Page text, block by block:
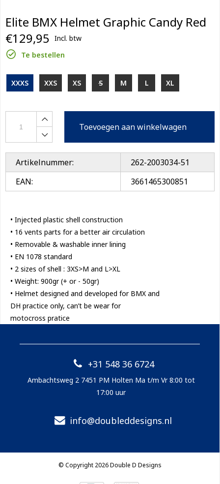
Elite BMX Helmet Graphic Candy Red
€129,95 Incl. btw
Te bestellen
XXXS XXS XS S M L XL
Toevoegen aan winkelwagen
Artikelnummer:
262-2003034-51
EAN:
3661465300851
• Injected plastic shell construction
• 16 vents parts for a better air circulation
• Removable & washable inner lining
• EN 1078 standard
• 2 sizes of shell : 3XS>M and L>XL
• Weight: 900gr (+ or - 50gr)
• Helmet designed and developed for BMX and
DH practice only, can’t be wear for
motocross pratice
+31 548 36 6724
Ambachtsweg 2 7451 PM Holten Ma t/m Vr 8:00 tot
17:00 uur
info@doubleddesigns.nl
© Copyright 2026 Double D Designs